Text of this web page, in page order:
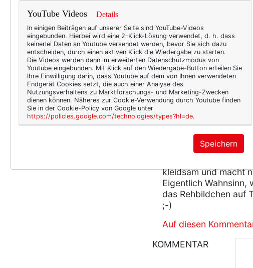
Glückwunsch! :-) Es
Auf diesen
Susi
am Donnerstag, 13.
oja! Ich bin auch
Auf diesen
textdeluxe
am Donnerstag, 13.
Das ist ein
hingerissen! Du
kleidsam und macht
Eigentlich
das Rehbildchen auf
;-)
Auf diesen
KOMMENTAR
YouTube Videos Details
In einigen Beiträgen auf unserer Seite sind YouTube-Videos
eingebunden. Hierbei wird eine 2-Klick-Lösung verwendet, d. h. dass
keinerlei Daten an Youtube versendet werden, bevor Sie sich dazu
entscheiden, durch einen aktiven Klick die Wiedergabe zu starten.
Die Videos werden dann im erweiterten Datenschutzmodus von
Youtube eingebunden. Mit Klick auf den Wiedergabe-Button erteilen Sie
Ihre Einwilligung darin, dass Youtube auf dem von Ihnen verwendeten
Endgerät Cookies setzt, die auch einer Analyse des
Nutzungsverhaltens zu Marktforschungs- und Marketing-Zwecken
dienen können. Näheres zur Cookie-Verwendung durch Youtube finden
Sie in der Cookie-Policy von Google unter
https://policies.google.com/technologies/types?hl=de.
Speichern